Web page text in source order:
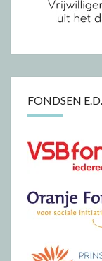
FONDSEN E.D.